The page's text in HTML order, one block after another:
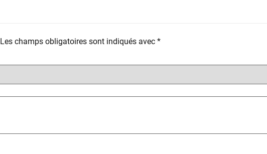
Les champs obligatoires sont indiqués avec *